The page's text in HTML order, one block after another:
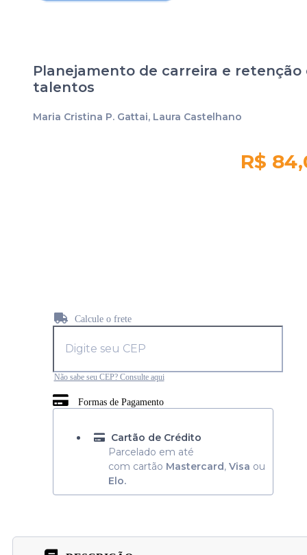
Planejamento de carreira e retenção
talentos
Maria Cristina P. Gattai, Laura Castelhano
R$
Calcule o frete
Não sabe seu CEP? Consulte aqui
Formas de Pagamento
Cartão de Crédito
Parcelado em até
com cartão Mastercard, Visa ou
Elo.